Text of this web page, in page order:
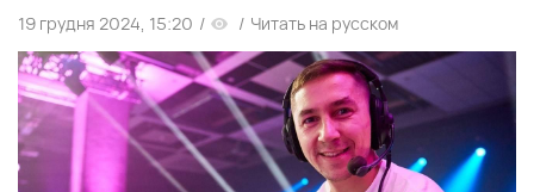
19 грудня 2024, 15:20 / / Читать на русском